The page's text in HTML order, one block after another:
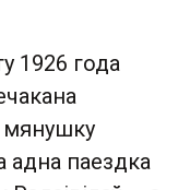
1926 года
мянушку
адна паездка